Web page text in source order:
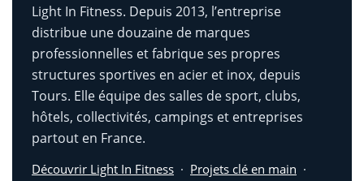
Light In Fitness. Depuis 2013, l’entreprise
distribue une douzaine de marques
professionnelles et fabrique ses propres
structures sportives en acier et inox, depuis
Tours. Elle équipe des salles de sport, clubs,
hôtels, collectivités, campings et entreprises
partout en France.
Découvrir Light In Fitness · Projets clé en main ·